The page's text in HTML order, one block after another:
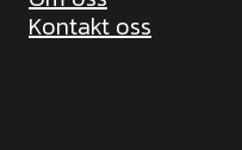
Kontakt oss